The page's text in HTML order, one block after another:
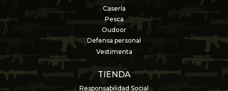
Casería
Pesca
Oudoor
Defensa personal
Vestimenta
TIENDA
Responsabilidad Social